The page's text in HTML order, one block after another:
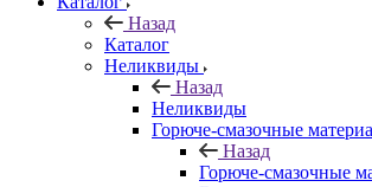
Назад
Каталог
Неликвиды
Назад
Неликвиды
Горюче-смазочные
Назад
Горюче-смазочные